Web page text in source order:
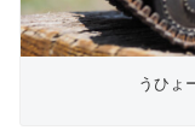
うひょ